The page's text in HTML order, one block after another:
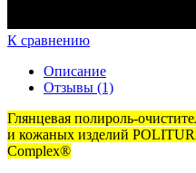
К сравнению
Описание
Отзывы (1)
Глянцевая полироль-
и кожаных изделий
Complex®